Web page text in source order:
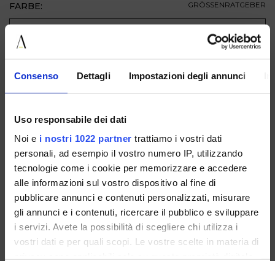
Consenso Dettagli Impostazioni degli annunci
Uso responsabile dei dati
Noi e i nostri 1022 partner trattiamo i vostri dati
personali, ad esempio il vostro numero IP, utilizzando
tecnologie come i cookie per memorizzare e accedere
alle informazioni sul vostro dispositivo al fine di
pubblicare annunci e contenuti personalizzati, misurare
gli annunci e i contenuti, ricercare il pubblico e sviluppare
i servizi. Avete la possibilità di scegliere chi utilizza i
vostri dati e per quali scopi. Le vostre scelte in materia di
FARBE: GRÖSSENRATGEBER
ZUM WARENKORB HINZUFÜGEN
VERFÜGBAR IN
1080PELLEBIANCO 1080PELLENERO